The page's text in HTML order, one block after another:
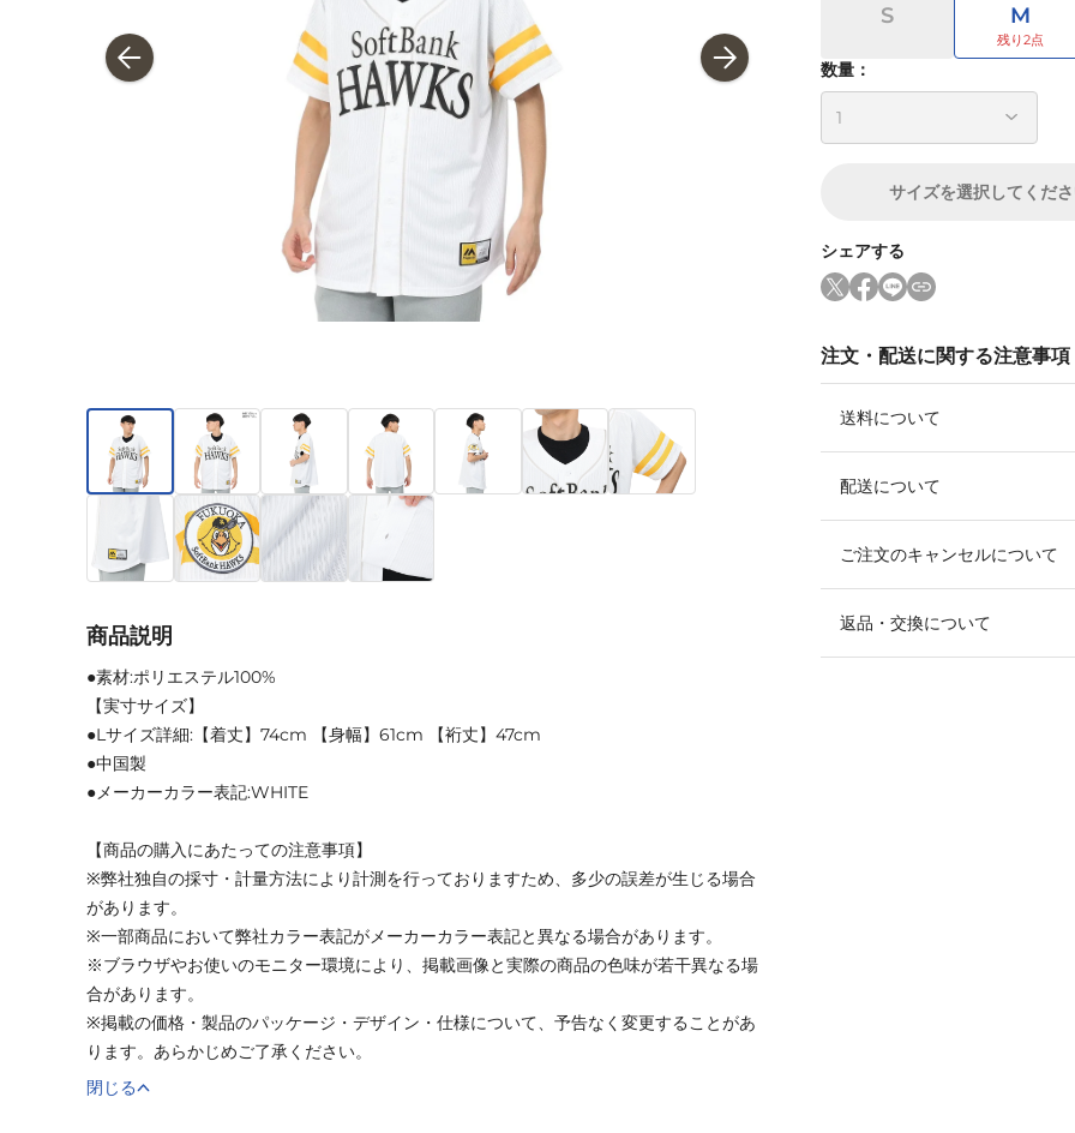
S M
数量：
サイズを選択してくだ
シェアする
注文・配送に関する注意事項
送料について
配送について
ご注文のキャンセルについて
返品・交換について
商品説明
●素材:ポリエステル100%
【実寸サイズ】
●Lサイズ詳細:【着丈】74cm 【身幅】61cm 【裄丈】47cm
●中国製
●メーカーカラー表記:WHITE
【商品の購入にあたっての注意事項】
※弊社独自の採寸・計量方法により計測を行っておりますため、多少の誤差が生じる場合
があります。
※一部商品において弊社カラー表記がメーカーカラー表記と異なる場合があります。
※ブラウザやお使いのモニター環境により、掲載画像と実際の商品の色味が若干異なる場
合があります。
※掲載の価格・製品のパッケージ・デザイン・仕様について、予告なく変更することがあ
ります。あらかじめご了承ください。
閉じる